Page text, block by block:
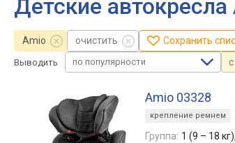
Детские автокресла
Amio очистить Сохранить
Выводить по популярности
Amio 03328
крепление ремнем
Группа: 1 (9 – 18